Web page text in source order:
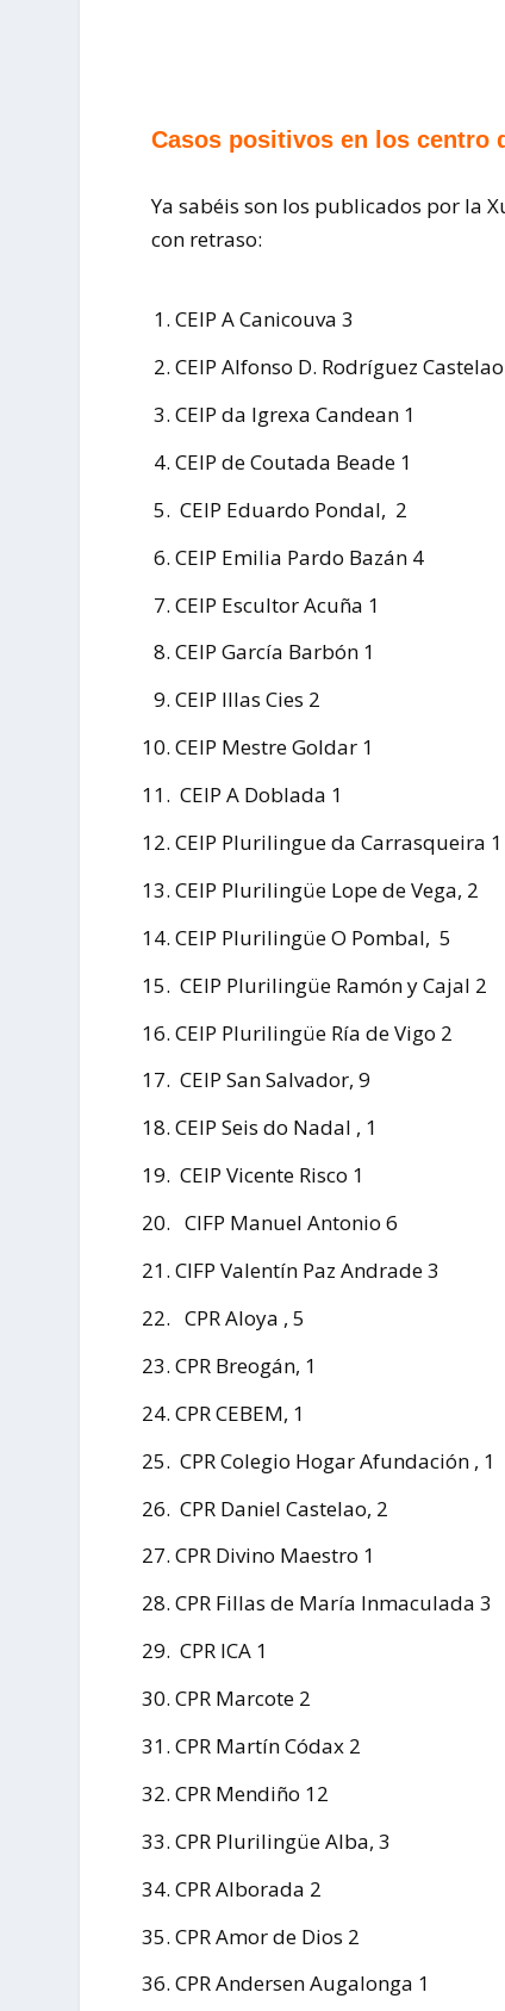
Casos positivos en los centro
Ya sabéis son los publicados por la
con retraso:
CEIP A Canicouva 3
CEIP Alfonso D. Rodríguez Castelao
CEIP da Igrexa Candean 1
CEIP de Coutada Beade 1
CEIP Eduardo Pondal, 2
CEIP Emilia Pardo Bazán 4
CEIP Escultor Acuña 1
CEIP García Barbón 1
CEIP Illas Cies 2
CEIP Mestre Goldar 1
CEIP A Doblada 1
CEIP Plurilingue da Carrasqueira 1
CEIP Plurilingüe Lope de Vega, 2
CEIP Plurilingüe O Pombal, 5
CEIP Plurilingüe Ramón y Cajal 2
CEIP Plurilingüe Ría de Vigo 2
CEIP San Salvador, 9
CEIP Seis do Nadal , 1
CEIP Vicente Risco 1
CIFP Manuel Antonio 6
CIFP Valentín Paz Andrade 3
CPR Aloya , 5
CPR Breogán, 1
CPR CEBEM, 1
CPR Colegio Hogar Afundación , 1
CPR Daniel Castelao, 2
CPR Divino Maestro 1
CPR Fillas de María Inmaculada 3
CPR ICA 1
CPR Marcote 2
CPR Martín Códax 2
CPR Mendiño 12
CPR Plurilingüe Alba, 3
CPR Alborada 2
CPR Amor de Dios 2
CPR Andersen Augalonga 1